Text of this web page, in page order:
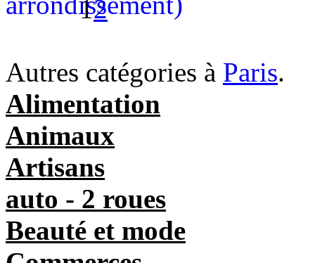
12
Autres catégories à Paris.
Alimentation
Animaux
Artisans
auto - 2 roues
Beauté et mode